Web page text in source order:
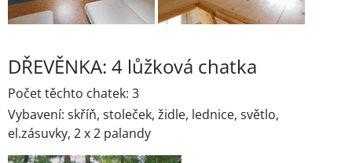
DŘEVĚNKA: 4 lůžková chatka
Počet těchto chatek: 3
Vybavení: skříň, stoleček, židle, lednice, světlo,
el.zásuvky, 2 x 2 palandy